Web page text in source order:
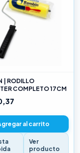
| RODILLO
COMPLETO 17CM
al carrito
Ver
producto